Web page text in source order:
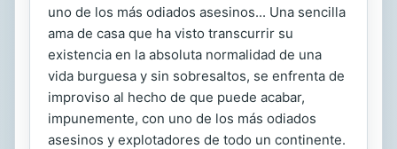
uno de los más odiados asesinos... Una sencilla
ama de casa que ha visto transcurrir su
existencia en la absoluta normalidad de una
vida burguesa y sin sobresaltos, se enfrenta de
improviso al hecho de que puede acabar,
impunemente, con uno de los más odiados
asesinos y explotadores de todo un continente.